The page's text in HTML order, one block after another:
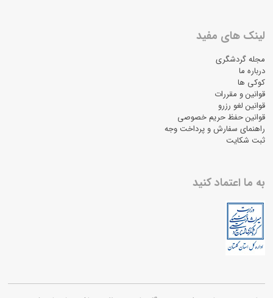
لینک های مفید
مجله گردشگری
درباره ما
کوکی ها
قوانین و مقررات
قوانین لغو رزرو
قوانین حفظ حریم خصوصی
راهنمای سفارش و پرداخت وجه
ثبت شکایت
به ما اعتماد کنید